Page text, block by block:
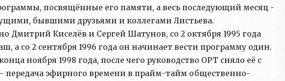
посвящённые его памяти, а весь последующий месяц -
бывшими друзьями и коллегами Листьева.
Дмитрий Киселёв и Сергей Шатунов, со 2 октября 1995 года
а со 2 сентября 1996 года он начинает вести программу один.
ноября 1998 года, после чего руководство ОРТ сняло её с
эфирного времени в прайм-тайм общественно-